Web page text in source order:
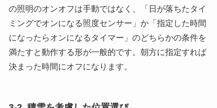
の照明のオンオフは手動ではなく、「日が落ちたタイ
ミングでオンになる照度センサー」か「指定した時間
になったらオンになるタイマー」のどちらかの条件を
満たすと動作する形が一般的です。朝方に指定すれば
決まった時間にオフになります。